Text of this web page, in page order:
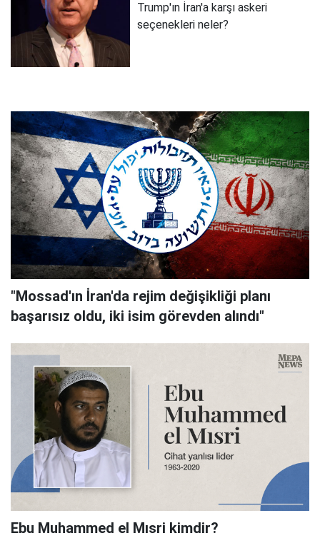
Trump'ın İran'a karşı askeri
seçenekleri neler?
"Mossad'ın İran'da rejim değişikliği planı
başarısız oldu, iki isim görevden alındı"
Ebu Muhammed el Mısri kimdir?